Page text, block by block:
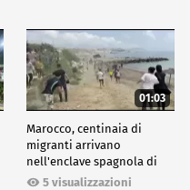
01:03
Marocco, centinaia di
migranti arrivano
nell'enclave spagnola di
Ceuta5 visualizzazioni